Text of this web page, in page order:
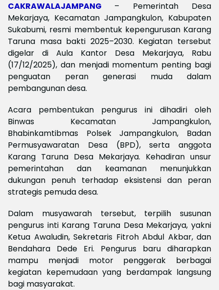
CAKRAWALAJAMPANG
– Pemerintah Desa
Mekarjaya, Kecamatan Jampangkulon, Kabupaten
Sukabumi, resmi membentuk kepengurusan Karang
Taruna masa bakti 2025–2030. Kegiatan tersebut
digelar di Aula Kantor Desa Mekarjaya, Rabu
(17/12/2025), dan menjadi momentum penting bagi
penguatan peran generasi muda dalam
pembangunan desa.
Acara pembentukan pengurus ini dihadiri oleh
Binwas Kecamatan Jampangkulon,
Bhabinkamtibmas Polsek Jampangkulon, Badan
Permusyawaratan Desa (BPD), serta anggota
Karang Taruna Desa Mekarjaya. Kehadiran unsur
pemerintahan dan keamanan menunjukkan
dukungan penuh terhadap eksistensi dan peran
strategis pemuda desa.
Dalam musyawarah tersebut, terpilih susunan
pengurus inti Karang Taruna Desa Mekarjaya, yakni
Ketua Awaludin, Sekretaris Fitroh Abdul Akbar, dan
Bendahara Dede Eri. Pengurus baru diharapkan
mampu menjadi motor penggerak berbagai
kegiatan kepemudaan yang berdampak langsung
bagi masyarakat.